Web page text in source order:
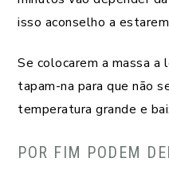
isso aconselho a
Se colocarem a massa a
tapam-na para que não
temperatura grande e
POR FIM PODEM